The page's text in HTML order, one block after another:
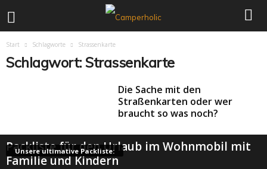
Start Schlagworte Strassenkarte
Schlagwort: Strassenkarte
Die Sache mit den
Straßenkarten oder wer
braucht so was noch?
Unsere ultimative Packliste:
Packliste für den Urlaub im Wohnmobil mit
Familie und Kindern